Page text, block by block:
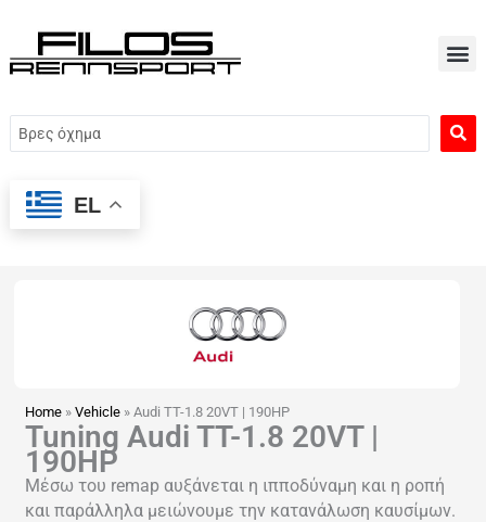
περιεχόμενο
Search
...
EL
Home »Vehicle »Audi TT-1.8 20VT | 190HP
Tuning Audi TT-1.8 20VT |
190HP
Μέσω του remap αυξάνεται η ιπποδύναμη και η ροπή
και παράλληλα μειώνουμε την κατανάλωση καυσίμων.